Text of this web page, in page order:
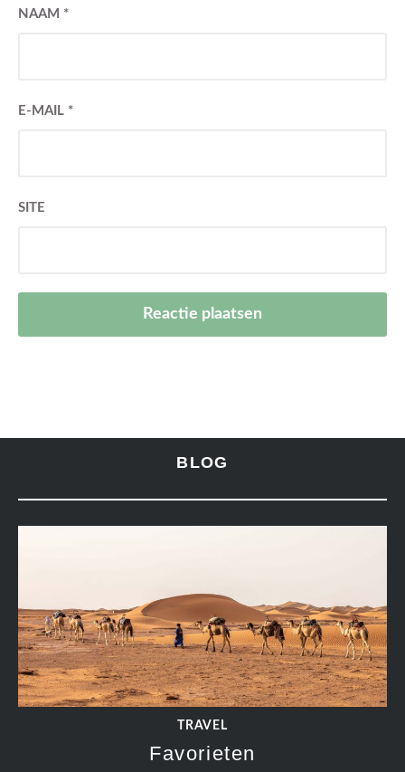
NAAM *
E-MAIL *
SITE
BLOG
TRAVEL
Favorieten